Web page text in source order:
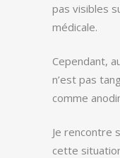
pas visibles
médicale.
Cependant,
n’est pas
comme
Je rencontre
cette